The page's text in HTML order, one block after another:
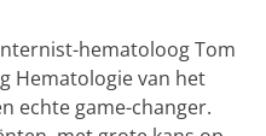
hematoloog Tom
Hematologie van het
echte game-changer.